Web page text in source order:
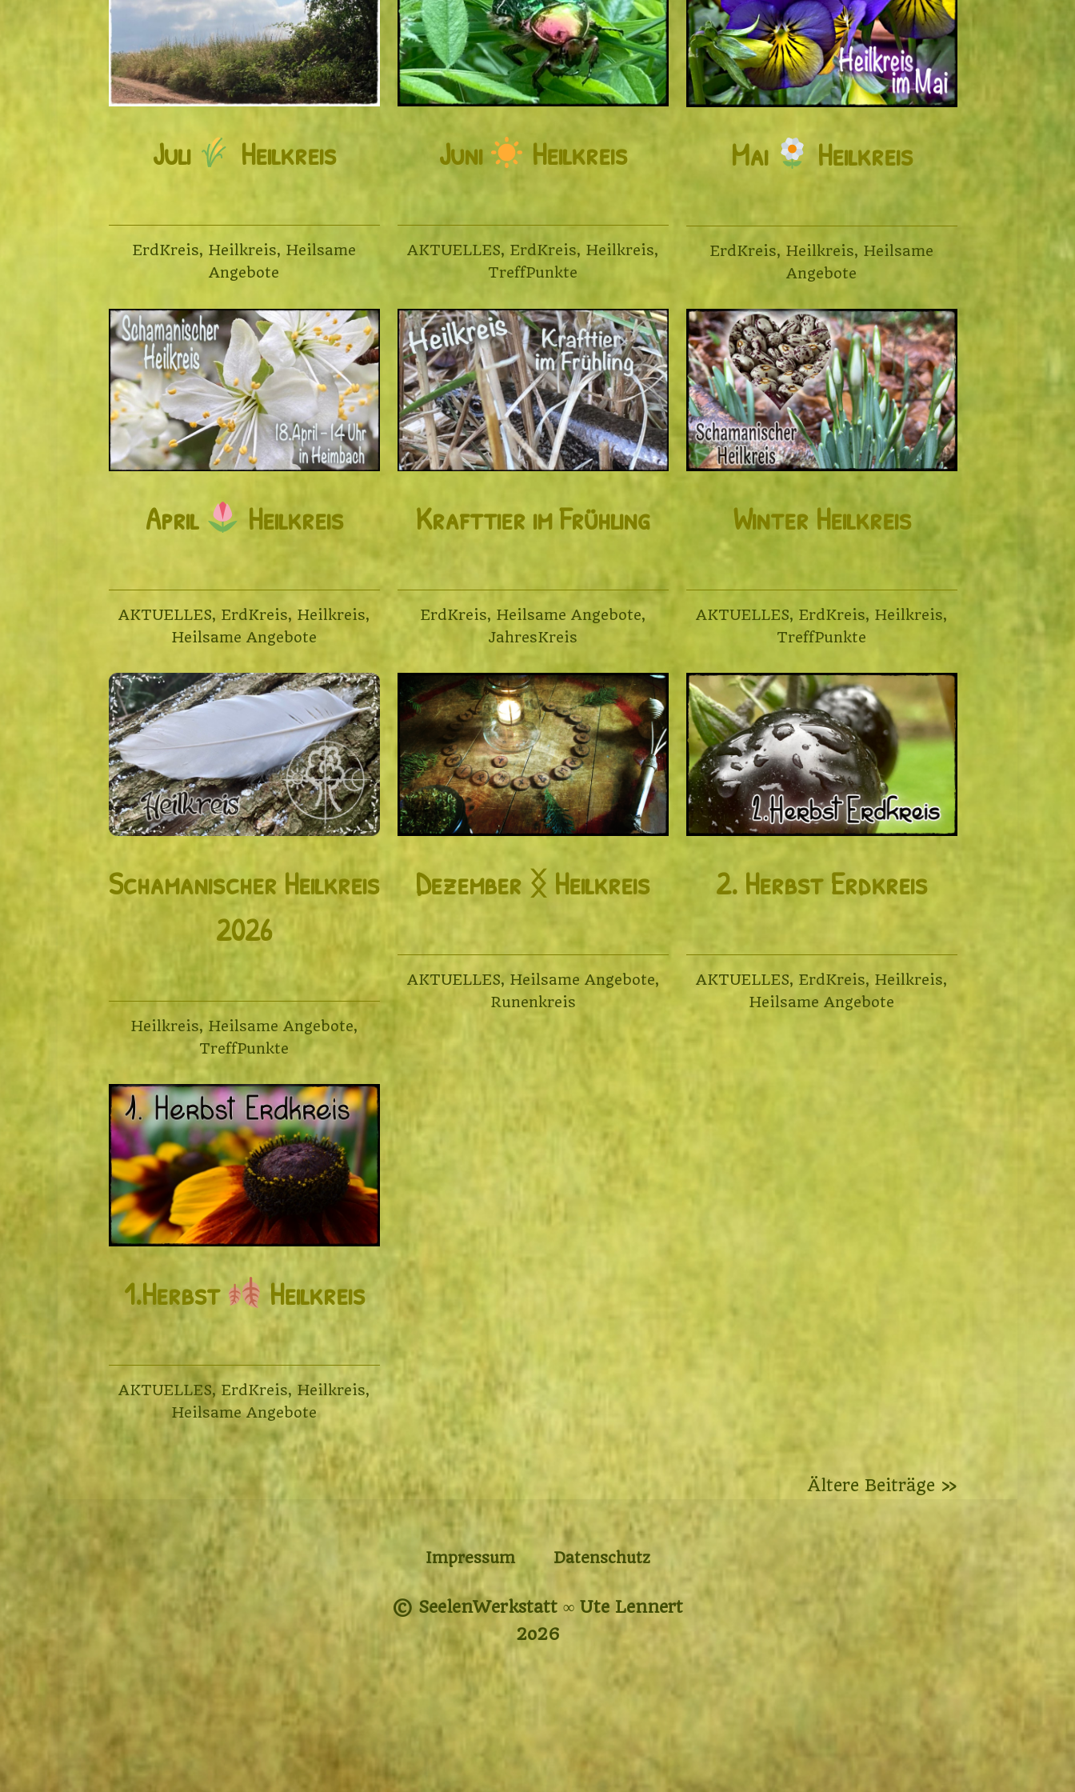
Juli Heilkreis
ErdKreis, Heilkreis, Heilsame
Angebote
Juni Heilkreis
AKTUELLES, ErdKreis, Heilkreis,
TreffPunkte
Mai Heilkreis
ErdKreis, Heilkreis, Heilsame
Angebote
April Heilkreis
AKTUELLES, ErdKreis, Heilkreis,
Heilsame Angebote
Krafttier im Frühling
ErdKreis, Heilsame Angebote,
JahresKreis
Winter Heilkreis
AKTUELLES, ErdKreis, Heilkreis,
TreffPunkte
Schamanischer Heilkreis
2026
Heilkreis, Heilsame Angebote,
TreffPunkte
Dezember ᛝ Heilkreis
AKTUELLES, Heilsame Angebote,
Runenkreis
2. Herbst Erdkreis
AKTUELLES, ErdKreis, Heilkreis,
Heilsame Angebote
1.Herbst Heilkreis
AKTUELLES, ErdKreis, Heilkreis,
Heilsame Angebote
Beitragsnavigation Ältere Beiträge »
Impressum Datenschutz
© SeelenWerkstatt ∞ Ute Lennert
2o26